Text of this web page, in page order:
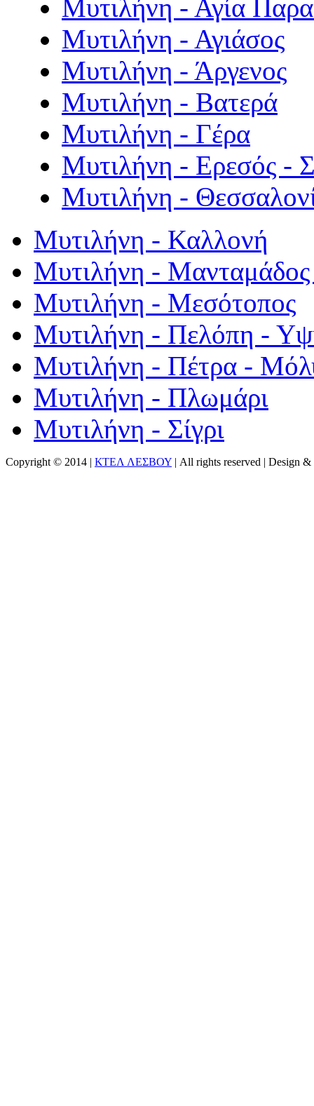
Μυτιλήνη - Αγία
Μυτιλήνη - Αγιάσος
Μυτιλήνη - Άργενος
Μυτιλήνη - Βατερά
Μυτιλήνη - Γέρα
Μυτιλήνη - Ερεσός -
Μυτιλήνη -
Μυτιλήνη - Καλλονή
Μυτιλήνη - Μανταμάδος
Μυτιλήνη - Μεσότοπος
Μυτιλήνη - Πελόπη -
Μυτιλήνη - Πέτρα -
Μυτιλήνη - Πλωμάρι
Μυτιλήνη - Σίγρι
Copyright © 2014 | ΚΤΕΛ ΛΕΣΒΟΥ | All rights reserved | Design &